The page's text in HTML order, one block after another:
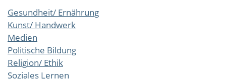
Gesundheit/ Ernährung
Kunst/ Handwerk
Medien
Politische Bildung
Religion/ Ethik
Soziales Lernen